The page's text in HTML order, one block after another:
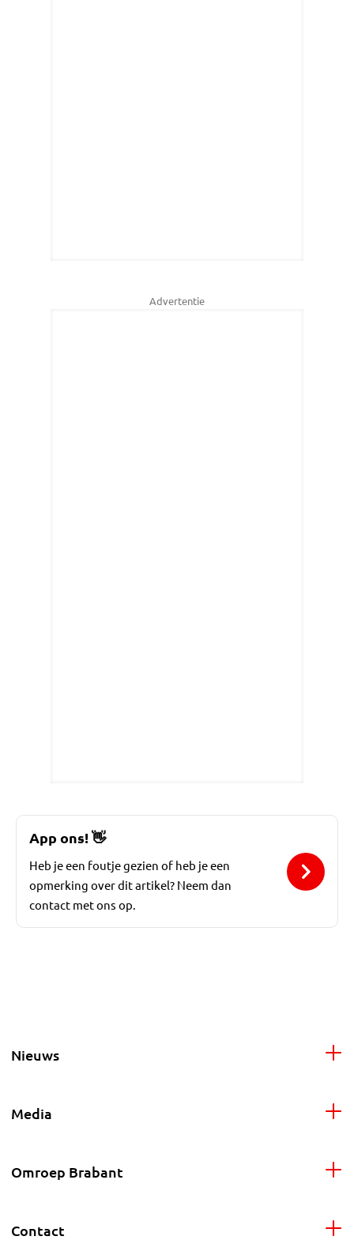
Advertentie
App ons!👋
Heb je een foutje gezien of heb je een
opmerking over dit artikel? Neem dan
contact met ons op.
Nieuws
Media
Omroep Brabant
Contact